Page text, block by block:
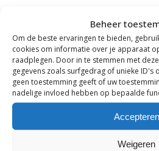
Beheer
Om de beste ervaringen te bieden,
cookies om informatie over je apparaat
raadplegen. Door in te stemmen met
gegevens zoals surfgedrag of unieke ID's
geen toestemming geeft of uw
nadelige invloed hebben op bepaalde
Accepteren
Weigeren
Diëtheek Maastricht en
Diëtheek Heerlen zijn
diëtistenpraktijken met
Maastricht, Gulpen, Cadier
Bemelen en Heerlen. Ons
vier diëtisten (Johan
praktijkhouder), Dirk
o.a. Jumbo Visma),